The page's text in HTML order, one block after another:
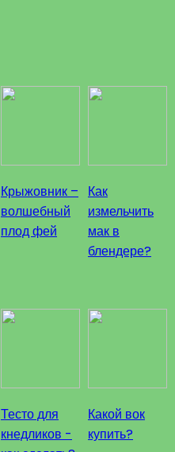
Крыжовник –
волшебный
плод фей
Как
измельчить
мак в
блендере?
Тесто для
кнедликов -
Какой вок
купить?